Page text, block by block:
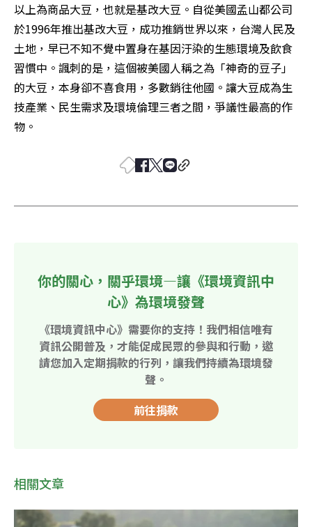
以上為商品大豆，也就是基改大豆。自從美國孟山都公司
於1996年推出基改大豆，成功推銷世界以來，台灣人民及
土地，早已不知不覺中置身在基因汙染的生態環境及飲食
習慣中。諷刺的是，這個被美國人稱之為「神奇的豆子」
的大豆，本身卻不喜食用，多數銷往他國。讓大豆成為生
技產業、民生需求及環境倫理三者之間，爭議性最高的作
物。
你的關心，關乎環境—讓《環境資訊中
心》為環境發聲
《環境資訊中心》需要你的支持！我們相信唯有
資訊公開普及，才能促成民眾的參與和行動，邀
請您加入定期捐款的行列，讓我們持續為環境發
聲。
前往捐款
相關文章